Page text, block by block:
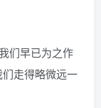
们早已为之作
走得略微远一